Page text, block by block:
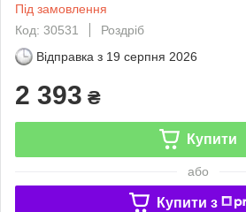
Під замовлення
Код: 30531
Роздріб
Відправка з 19 серпня 2026
2 393 ₴
Купити
або
Купити з